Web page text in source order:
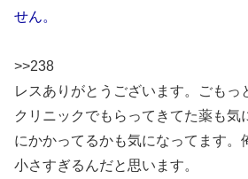
せん。
>>238
レスありがとうございます。ごもっ
クリニックでもらってきてた薬も気
にかかってるかも気になってます。
小さすぎるんだと思います。